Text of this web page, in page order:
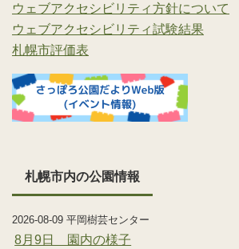
ウェブアクセシビリティ方針について
ウェブアクセシビリティ試験結果
札幌市評価表
札幌市内の公園情報
2026-08-09 平岡樹芸センター
8月9日 園内の様子